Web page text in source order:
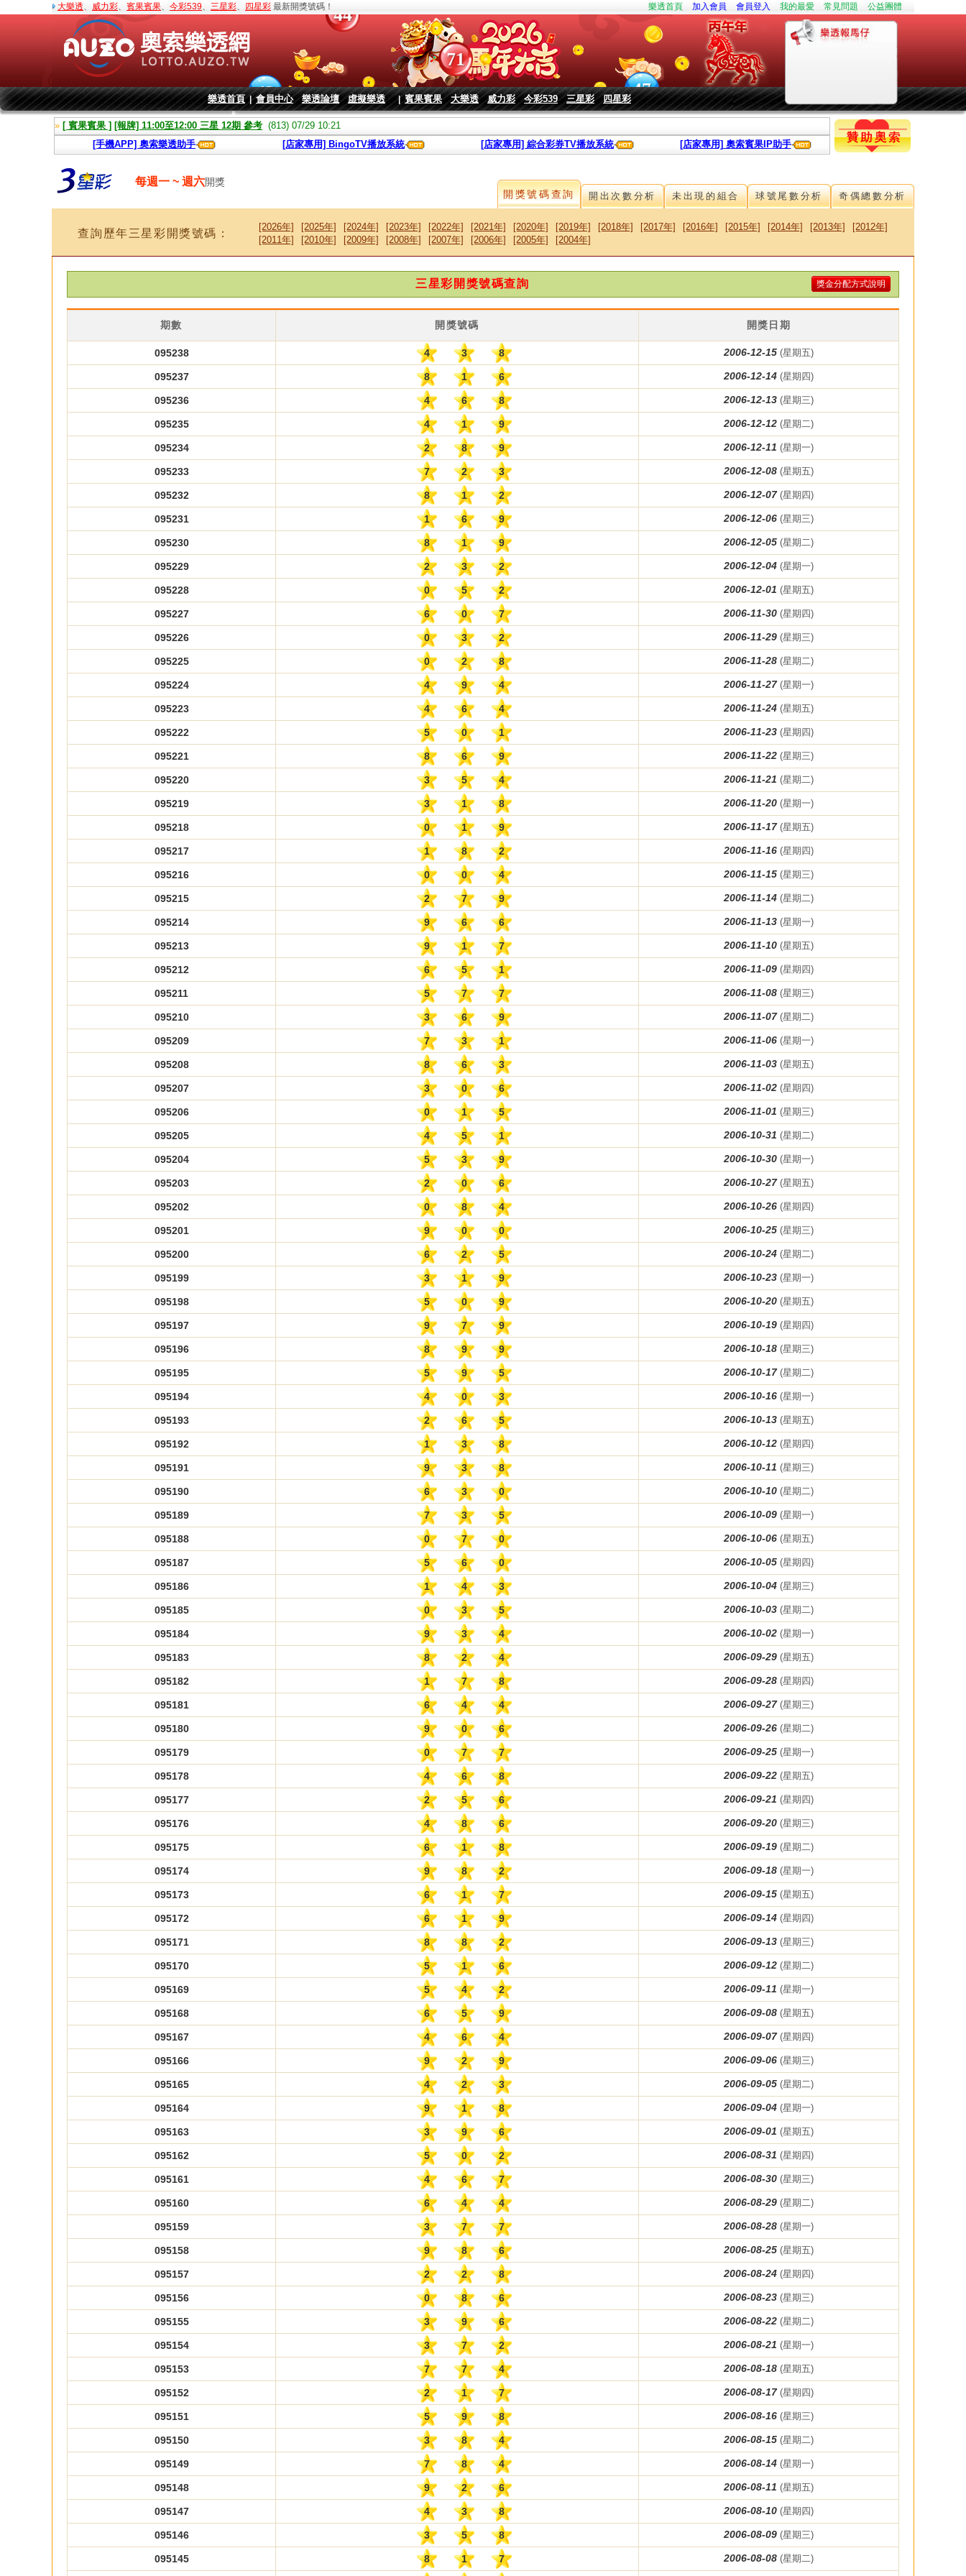
大樂透、 威力彩、 賓果賓果、 今彩539、 三星彩、 四星彩 最新開獎號碼！ 樂透首頁 加入會員 會員登入 我的最愛 常見問題 公益團體
樂透首頁|會員中心 樂透論壇 虛擬樂透|賓果賓果 大樂透 威力彩 今彩539 三星彩 四星彩
» [ 賓果賓果 ] [報牌] 11:00至12:00 三星 12期 參考 (813) 07/29 10:21
[手機APP] 奧索樂透助手
[店家專用] BingoTV播放系統 [店家專用] 綜合彩券TV播放系統 [店家專用] 奧索賓果IP助手
每週一 ~ 週六開獎
奇偶總數分析
球號尾數分析
未出現的組合
開出次數分析
開獎號碼查詢
查詢歷年三星彩開獎號碼：
[2026年] [2025年] [2024年] [2023年] [2022年] [2021年] [2020年] [2019年] [2018年] [2017年] [2016年] [2015年] [2014年] [2013年]
[2012年]
[2011年]
[2010年] [2009年] [2008年] [2007年] [2006年] [2005年] [2004年]
三星彩開獎號碼查詢 獎金分配方式說明
期數 開獎號碼 開獎日期
095238 4 3 8 2006-12-15 (星期五)
095237 8 1 6 2006-12-14 (星期四)
095236 4 6 8 2006-12-13 (星期三)
095235 4 1 9 2006-12-12 (星期二)
095234 2 8 9 2006-12-11 (星期一)
095233 7 2 3 2006-12-08 (星期五)
095232 8 1 2 2006-12-07(星期四)
095231 1 6 9 2006-12-06 (星期三)
095230 8 1 9 2006-12-05 (星期二)
095229 2 3 2 2006-12-04 (星期一)
095228 0 5 2 2006-12-01 (星期五)
095227 6 0 7 2006-11-30 (星期四)
095226 0 3 2 2006-11-29 (星期三)
095225 0 2 8 2006-11-28 (星期二)
095224 4 9 4 2006-11-27(星期一)
095223 4 6 4 2006-11-24 (星期五)
095222 5 0 1 2006-11-23 (星期四)
095221 8 6 9 2006-11-22 (星期三)
095220 3 5 4 2006-11-21 (星期二)
095219 3 1 8 2006-11-20 (星期一)
095218 0 1 9 2006-11-17(星期五)
095217 1 8 2 2006-11-16 (星期四)
095216 0 0 4 2006-11-15 (星期三)
095215 2 7 9 2006-11-14 (星期二)
095214 9 6 6 2006-11-13 (星期一)
095213 9 1 7 2006-11-10 (星期五)
095212 6 5 1 2006-11-09 (星期四)
095211 5 7 7 2006-11-08 (星期三)
095210 3 6 9 2006-11-07(星期二)
095209 7 3 1 2006-11-06 (星期一)
095208 8 6 3 2006-11-03 (星期五)
095207 3 0 6 2006-11-02 (星期四)
095206 0 1 5 2006-11-01 (星期三)
095205 4 5 1 2006-10-31 (星期二)
095204 5 3 9 2006-10-30 (星期一)
095203 2 0 6 2006-10-27(星期五)
095202 0 8 4 2006-10-26 (星期四)
095201 9 0 0 2006-10-25 (星期三)
095200 6 2 5 2006-10-24 (星期二)
095199 3 1 9 2006-10-23 (星期一)
095198 5 0 9 2006-10-20 (星期五)
095197 9 7 9 2006-10-19 (星期四)
095196 8 9 9 2006-10-18 (星期三)
095195 5 9 5 2006-10-17(星期二)
095194 4 0 3 2006-10-16 (星期一)
095193 2 6 5 2006-10-13 (星期五)
095192 1 3 8 2006-10-12 (星期四)
095191 9 3 8 2006-10-11 (星期三)
095190 6 3 0 2006-10-10 (星期二)
095189 7 3 5 2006-10-09 (星期一)
095188 0 7 0 2006-10-06 (星期五)
095187 5 6 0 2006-10-05 (星期四)
095186 1 4 3 2006-10-04 (星期三)
095185 0 3 5 2006-10-03 (星期二)
095184 9 3 4 2006-10-02 (星期一)
095183 8 2 4 2006-09-29 (星期五)
095182 1 7 8 2006-09-28 (星期四)
095181 6 4 4 2006-09-27(星期三)
095180 9 0 6 2006-09-26 (星期二)
095179 0 7 7 2006-09-25 (星期一)
095178 4 6 8 2006-09-22 (星期五)
095177 2 5 6 2006-09-21 (星期四)
095176 4 8 6 2006-09-20 (星期三)
095175 6 1 8 2006-09-19 (星期二)
095174 9 8 2 2006-09-18 (星期一)
095173 6 1 7 2006-09-15 (星期五)
095172 6 1 9 2006-09-14 (星期四)
095171 8 8 2 2006-09-13 (星期三)
095170 5 1 6 2006-09-12 (星期二)
095169 5 4 2 2006-09-11 (星期一)
095168 6 5 9 2006-09-08 (星期五)
095167 4 6 4 2006-09-07(星期四)
095166 9 2 9 2006-09-06 (星期三)
095165 4 2 3 2006-09-05 (星期二)
095164 9 1 8 2006-09-04 (星期一)
095163 3 9 6 2006-09-01 (星期五)
095162 5 0 2 2006-08-31 (星期四)
095161 4 6 7 2006-08-30 (星期三)
095160 6 4 4 2006-08-29 (星期二)
095159 3 7 7 2006-08-28 (星期一)
095158 9 8 6 2006-08-25 (星期五)
095157 2 2 8 2006-08-24 (星期四)
095156 0 8 6 2006-08-23 (星期三)
095155 3 9 6 2006-08-22 (星期二)
095154 3 7 2 2006-08-21 (星期一)
095153 7 7 4 2006-08-18 (星期五)
095152 2 1 7 2006-08-17(星期四)
095151 5 9 8 2006-08-16 (星期三)
095150 3 8 4 2006-08-15 (星期二)
095149 7 8 4 2006-08-14 (星期一)
095148 9 2 6 2006-08-11 (星期五)
095147 4 3 8 2006-08-10 (星期四)
095146 3 5 8 2006-08-09 (星期三)
095145 8 1 7 2006-08-08 (星期二)